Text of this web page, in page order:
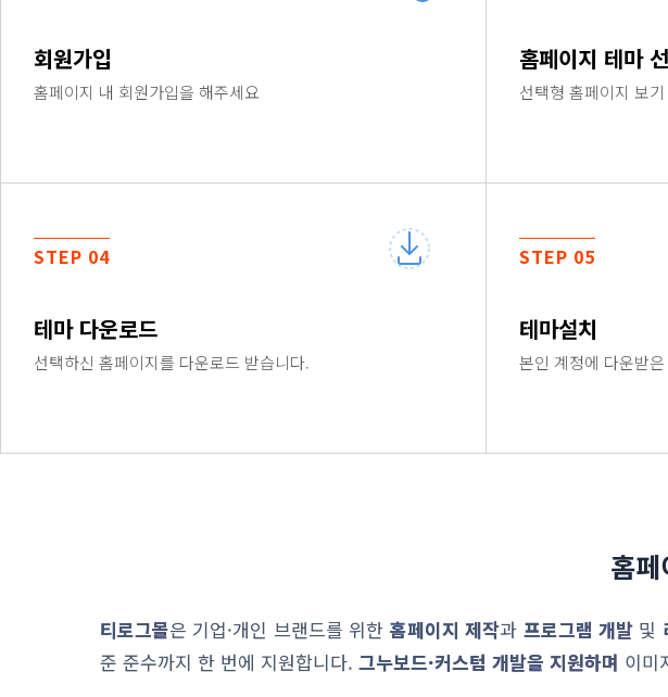
회원가입
홈페이지 내 회원가입을 해주세요
홈페이지 테마
선택형 홈페이지 보
STEP 04
테마 다운로드
선택하신 홈페이지를 다운로드 받습니다.
STEP 05
테마설치
본인 계정에 다운받
홈
티로그몰은 기업·개인 브랜드를 위한 홈페이지 제작과 프로그램 개발 및
준 준수까지 한 번에 지원합니다. 그누보드·커스텀 개발을 지원하며 이미